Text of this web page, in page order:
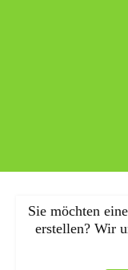
Sie möchten
erstellen? Wir